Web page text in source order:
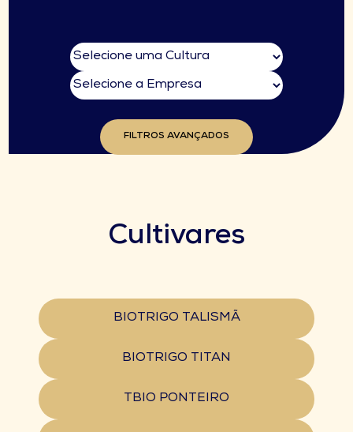
FILTROS AVANÇADOS
Cultivares
BIOTRIGO TALISMÃ
BIOTRIGO TITAN
TBIO PONTEIRO